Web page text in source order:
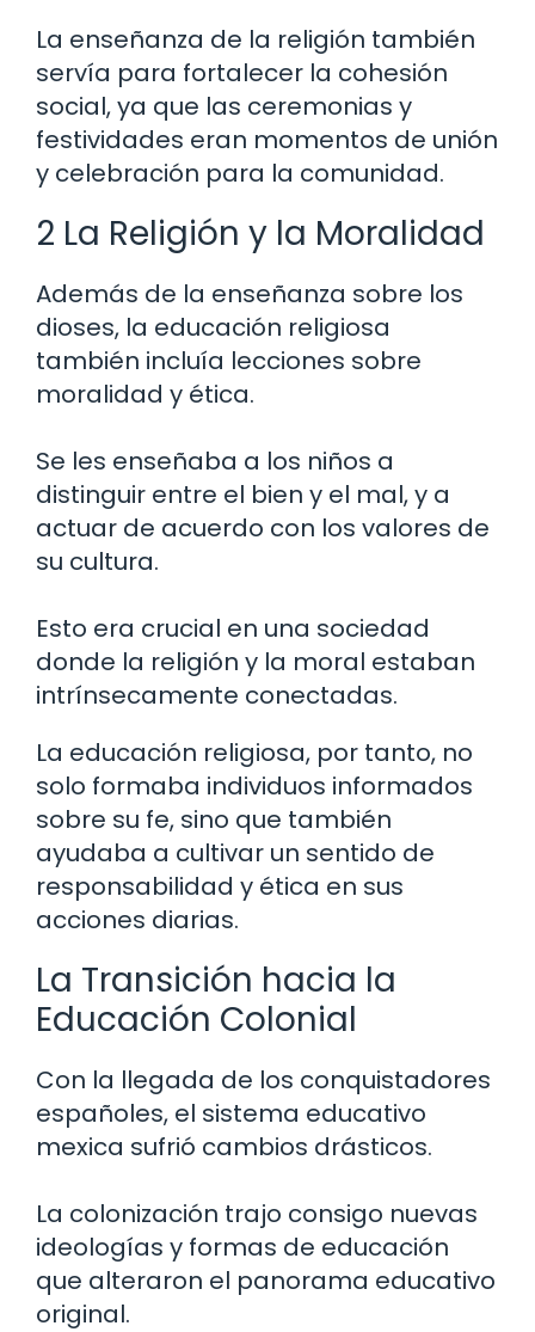
La enseñanza de la religión también
servía para fortalecer la cohesión
social, ya que las ceremonias y
festividades eran momentos de unión
y celebración para la comunidad.
2 La Religión y la Moralidad
Además de la enseñanza sobre los
dioses, la educación religiosa
también incluía lecciones sobre
moralidad y ética.
Se les enseñaba a los niños a
distinguir entre el bien y el mal, y a
actuar de acuerdo con los valores de
su cultura.
Esto era crucial en una sociedad
donde la religión y la moral estaban
intrínsecamente conectadas.
La educación religiosa, por tanto, no
solo formaba individuos informados
sobre su fe, sino que también
ayudaba a cultivar un sentido de
responsabilidad y ética en sus
acciones diarias.
La Transición hacia la
Educación Colonial
Con la llegada de los conquistadores
españoles, el sistema educativo
mexica sufrió cambios drásticos.
La colonización trajo consigo nuevas
ideologías y formas de educación
que alteraron el panorama educativo
original.